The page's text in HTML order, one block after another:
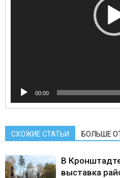
00:00
СХОЖИЕ СТАТЬИ БОЛЬШЕ
В
выставка